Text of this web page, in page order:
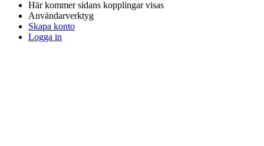
Här kommer sidans kopplingar visas
Användarverktyg
Skapa konto
Logga in